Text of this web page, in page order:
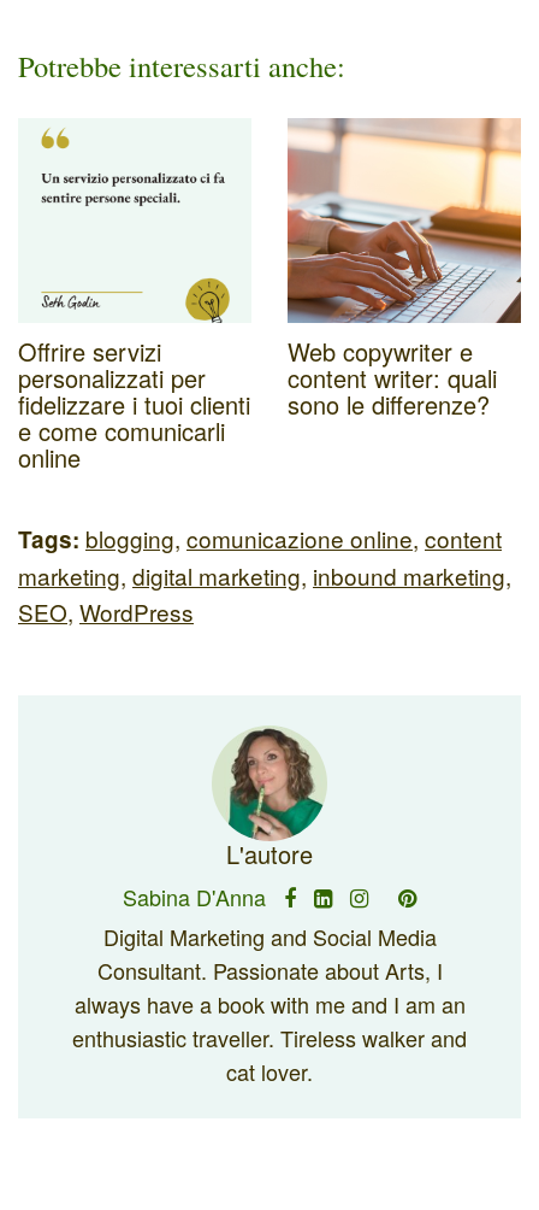
Potrebbe interessarti anche:
Offrire servizi
personalizzati per
fidelizzare i tuoi clienti
e come comunicarli
online
Web copywriter e
content writer: quali
sono le differenze?
Tags: blogging, comunicazione online, content
marketing, digital marketing, inbound marketing,
SEO, WordPress
L'autore
Sabina D'Anna
Digital Marketing and Social Media
Consultant. Passionate about Arts, I
always have a book with me and I am an
enthusiastic traveller. Tireless walker and
cat lover.